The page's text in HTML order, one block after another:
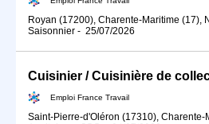
Royan (17200), Charente-Maritime (17),
Saisonnier - 25/07/2026
Cuisinier / Cuisinière de
Emploi France Travail
Saint-Pierre-d'Oléron (17310),